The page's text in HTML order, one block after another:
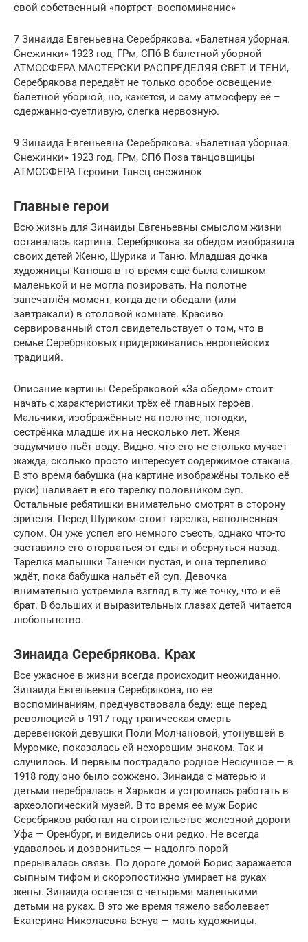
свой собственный «портрет- воспоминание»
7 Зинаида Евгеньевна Серебрякова. «Балетная уборная.
Снежинки» 1923 год, ГРм, СПб В балетной уборной
АТМОСФЕРА МАСТЕРСКИ РАСПРЕДЕЛЯЯ СВЕТ И ТЕНИ,
Серебрякова передаёт не только особое освещение
балетной уборной, но, кажется, и саму атмосферу её –
сдержанно-суетливую, слегка нервозную.
9 Зинаида Евгеньевна Серебрякова. «Балетная уборная.
Снежинки» 1923 год, ГРм, СПб Поза танцовщицы
АТМОСФЕРА Героини Танец снежинок
Главные герои
Всю жизнь для Зинаиды Евгеньевны смыслом жизни
оставалась картина. Серебрякова за обедом изобразила
своих детей Женю, Шурика и Таню. Младшая дочка
художницы Катюша в то время ещё была слишком
маленькой и не могла позировать. На полотне
запечатлён момент, когда дети обедали (или
завтракали) в столовой комнате. Красиво
сервированный стол свидетельствует о том, что в
семье Серебряковых придерживались европейских
традиций.
Описание картины Серебряковой «За обедом» стоит
начать с характеристики трёх её главных героев.
Мальчики, изображённые на полотне, погодки,
сестрёнка младше их на несколько лет. Женя
задумчиво пьёт воду. Видно, что его не столько мучает
жажда, сколько просто интересует содержимое стакана.
В это время бабушка (на картине изображёны только её
руки) наливает в его тарелку половником суп.
Остальные ребятишки внимательно смотрят в сторону
зрителя. Перед Шуриком стоит тарелка, наполненная
супом. Он уже успел его немного съесть, однако что-то
заставило его оторваться от еды и обернуться назад.
Тарелка малышки Танечки пустая, и она терпеливо
ждёт, пока бабушка нальёт ей суп. Девочка
внимательно устремила взгляд в ту же точку, что и её
брат. В больших и выразительных глазах детей читается
любопытство.
Зинаида Серебрякова. Крах
Все ужасное в жизни всегда происходит неожиданно.
Зинаида Евгеньевна Серебрякова, по ее
воспоминаниям, предчувствовала беду: еще перед
революцией в 1917 году трагическая смерть
деревенской девушки Поли Молчановой, утонувшей в
Муромке, показалась ей нехорошим знаком. Так и
случилось. И первым пострадало родное Нескучное — в
1918 году оно было сожжено. Зинаида с матерью и
детьми перебралась в Харьков и устроилась работать в
археологический музей. В то время ее муж Борис
Серебряков работал на строительстве железной дороги
Уфа — Оренбург, и виделись они редко. Не всегда
удавалось и дозвониться — надолго порой
прерывалась связь. По дороге домой Борис заражается
сыпным тифом и скоропостижно умирает на руках
жены. Зинаида остается с четырьмя маленькими
детьми на руках. В это же время тяжело заболевает
Екатерина Николаевна Бенуа — мать художницы.